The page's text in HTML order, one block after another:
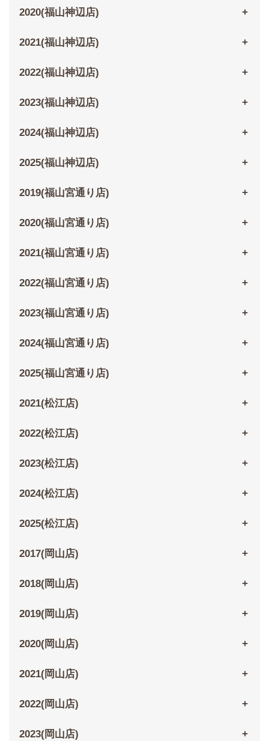
2020(福山神辺店)
2021(福山神辺店)
2022(福山神辺店)
2023(福山神辺店)
2024(福山神辺店)
2025(福山神辺店)
2019(福山宮通り店)
2020(福山宮通り店)
2021(福山宮通り店)
2022(福山宮通り店)
2023(福山宮通り店)
2024(福山宮通り店)
2025(福山宮通り店)
2021(松江店)
2022(松江店)
2023(松江店)
2024(松江店)
2025(松江店)
2017(岡山店)
2018(岡山店)
2019(岡山店)
2020(岡山店)
2021(岡山店)
2022(岡山店)
2023(岡山店)